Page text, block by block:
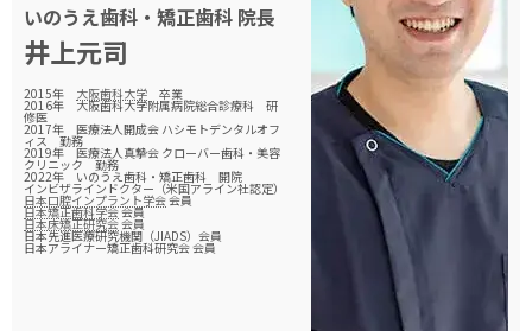
いのうえ歯科・矯正歯科 院長
井上元司
2015年 大阪歯科大学 卒業
2016年 大阪歯科大学附属病院総合診療科 研
修医
2017年 医療法人開成会 ハシモトデンタルオフ
ィス 勤務
2019年 医療法人真摯会 クローバー歯科・美容
クリニック 勤務
2022年 いのうえ歯科・矯正歯科 開院
インビザラインドクター（米国アライン社認定）
日本口腔インプラント学会会員
日本矯正歯科学会会員
日本床矯正研究会会員
日本先進医療研究機関（JIADS）会員
日本アライナー矯正歯科研究会 会員